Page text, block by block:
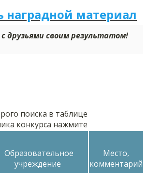
наградной материал
друзьями своим результатом!
поиска в таблице
конкурса нажмите
Образовательное
учреждение
Место,
комментарий